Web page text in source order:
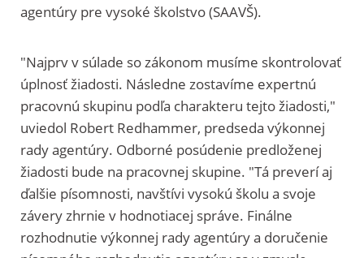
agentúry pre vysoké školstvo (SAAVŠ).
"Najprv v súlade so zákonom musíme skontrolovať
úplnosť žiadosti. Následne zostavíme expertnú
pracovnú skupinu podľa charakteru tejto žiadosti,"
uviedol Robert Redhammer, predseda výkonnej
rady agentúry. Odborné posúdenie predloženej
žiadosti bude na pracovnej skupine. "Tá preverí aj
ďalšie písomnosti, navštívi vysokú školu a svoje
závery zhrnie v hodnotiacej správe. Finálne
rozhodnutie výkonnej rady agentúry a doručenie